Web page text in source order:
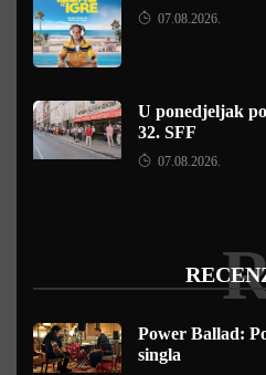
07.08.2026.
U ponedjeljak
32. SFF
07.08.2026.
Power Ballad:
singla